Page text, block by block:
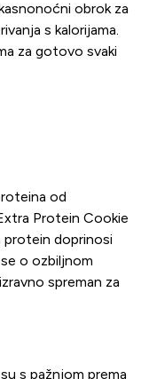
obrok za
s kalorijama.
za gotovo svaki
od
Protein Cookie
protein doprinosi
se o ozbiljnom
spreman za
s pažnjom prema